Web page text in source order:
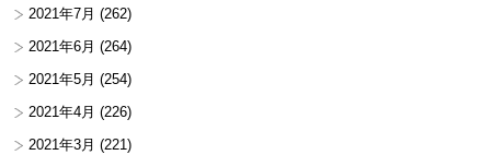
2021年7月 (262)
2021年6月 (264)
2021年5月 (254)
2021年4月 (226)
2021年3月 (221)